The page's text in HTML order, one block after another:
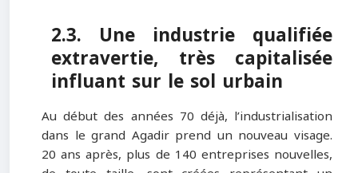
2.3. Une industrie qualifiée
extravertie, très capitalisée
influant sur le sol urbain
Au début des années 70 déjà, l’industrialisation
dans le grand Agadir prend un nouveau visage.
20 ans après, plus de 140 entreprises nouvelles,